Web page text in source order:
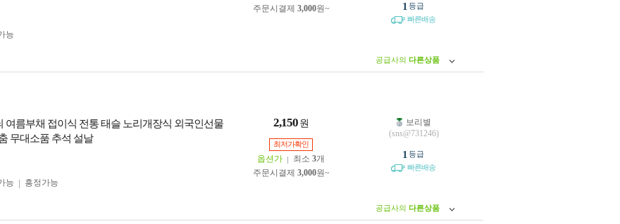
주문시결제 3,000원~
능
1 등급
빠른배송
공급사의 다른상품
여름부채 접이식 전통 태슬 노리개장식 외국인선물
무대소품 추석 설날
2,150 원
최저가확인
옵션가 최소 3개
주문시결제 3,000원~
능
흥정가능
보리별
(sns@731246)
1 등급
빠른배송
공급사의 다른상품